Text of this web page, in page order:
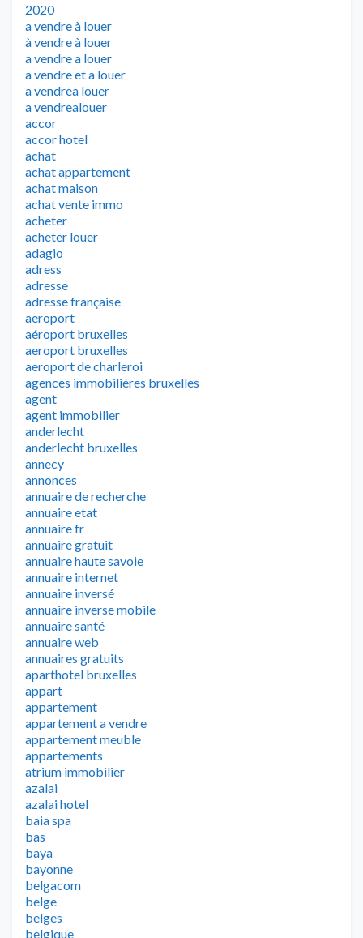
2020
a vendre à louer
à vendre à louer
a vendre a louer
a vendre et a louer
a vendrea louer
a vendrealouer
accor
accor hotel
achat
achat appartement
achat maison
achat vente immo
acheter
acheter louer
adagio
adress
adresse
adresse française
aeroport
aéroport bruxelles
aeroport bruxelles
aeroport de charleroi
agences immobilières bruxelles
agent
agent immobilier
anderlecht
anderlecht bruxelles
annecy
annonces
annuaire de recherche
annuaire etat
annuaire fr
annuaire gratuit
annuaire haute savoie
annuaire internet
annuaire inversé
annuaire inverse mobile
annuaire santé
annuaire web
annuaires gratuits
aparthotel bruxelles
appart
appartement
appartement a vendre
appartement meuble
appartements
atrium immobilier
azalai
azalai hotel
baia spa
bas
baya
bayonne
belgacom
belge
belges
belgique